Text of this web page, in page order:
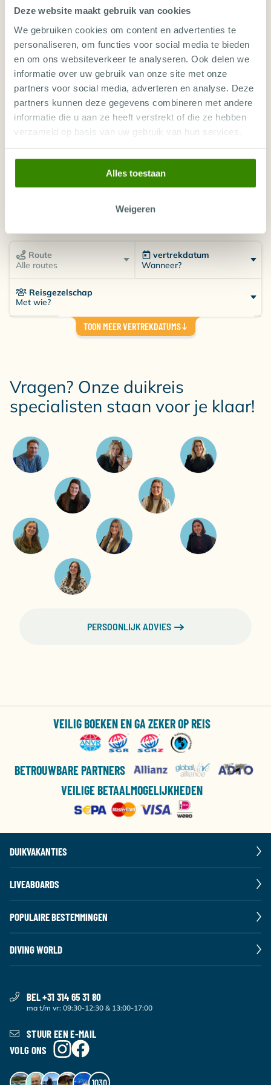
Deze website maakt gebruik van cookies
We gebruiken cookies om content en advertenties te
personaliseren, om functies voor social media te bieden
en om ons websiteverkeer te analyseren. Ook delen we
informatie over uw gebruik van onze site met onze
partners voor social media, adverteren en analyse. Deze
partners kunnen deze gegevens combineren met andere
informatie die u aan ze heeft verstrekt of die ze hebben
verzameld op basis van uw gebruik van hun services.
Alles toestaan
Weigeren
• Binnen-bar op het restaurant dek
• Open koffie bar op het kapiteinsdek
• Overdekt/binnen restaurant
• De nieuwste navigatiesystemen
• Air compressoren van 16mc / per uur, per stuk
• 29 aluminium duikflessen, octopus int / din
aansluiting, 12 lt. per stuk
• 2 aluminium zuurstoftanks, mono- aansluiting ,int /
din 5 lt. per stuk
• Duikuitrusting verhuur aan boord
• Het is mogelijk om PADI certificering te behalen aan
boord
MALEDIVEN ZUIDELIJKE ATOLLEN -
SHARKTASTIC
MALEDIVEN: DIEPE ZUIDELIJKE
ATOLLEN
LOCATIE
Route
Alle routes
vertrekdatum
Wanneer?
Reisgezelschap
Met wie?
TOON MEER VERTREKDATUMS
Vragen? Onze duikreis
specialisten staan voor je klaar!
PERSOONLIJK ADVIES
VEILIG BOEKEN EN GA ZEKER OP REIS
BETROUWBARE PARTNERS
VEILIGE BETAALMOGELIJKHEDEN
DUIKVAKANTIES
LIVEABOARDS
POPULAIRE BESTEMMINGEN
DIVING WORLD
BEL +31 314 65 31 80
ma t/m vr: 09:30-12:30 & 13:00-17:00
STUUR EEN E-MAIL
VOLG ONS
1030